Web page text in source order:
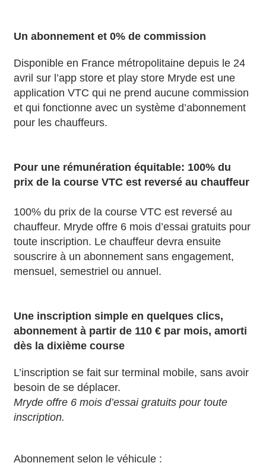
Un abonnement et 0% de commission
Disponible en France métropolitaine depuis le 24
avril sur l’app store et play store Mryde est une
application VTC qui ne prend aucune commission
et qui fonctionne avec un système d’abonnement
pour les chauffeurs.
Pour une rémunération équitable: 100% du
prix de la course VTC est reversé au chauffeur
100% du prix de la course VTC est reversé au
chauffeur. Mryde offre 6 mois d’essai gratuits pour
toute inscription. Le chauffeur devra ensuite
souscrire à un abonnement sans engagement,
mensuel, semestriel ou annuel.
Une inscription simple en quelques clics,
abonnement à partir de 110 € par mois, amorti
dès la dixième course
L’inscription se fait sur terminal mobile, sans avoir
besoin de se déplacer.
Mryde offre 6 mois d’essai gratuits pour toute
inscription.
Abonnement selon le véhicule :